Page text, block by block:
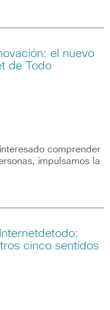
el nuevo
de Todo
comprender
impulsamos la
cinco sentidos